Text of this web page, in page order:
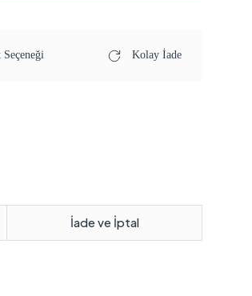
Seçeneği Kolay İade
İade ve İptal